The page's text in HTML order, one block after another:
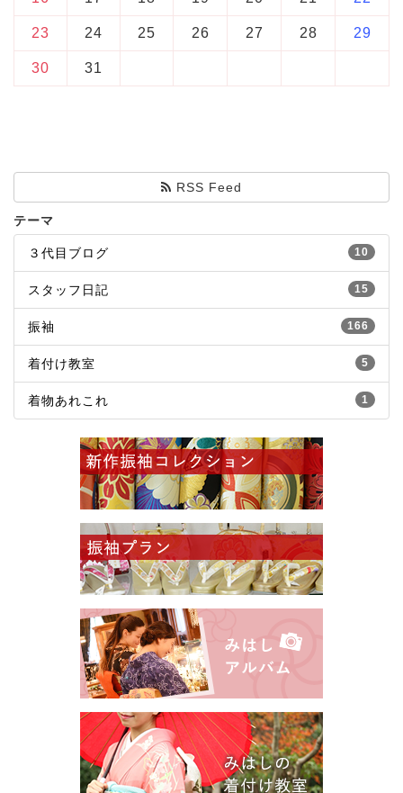
23 24 25 26 27 28 29
30 31
RSS Feed
テーマ
10
３代目ブログ
15
スタッフ日記
166
振袖
5
着付け教室
1
着物あれこれ